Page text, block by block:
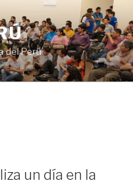
del Perú
un día en la